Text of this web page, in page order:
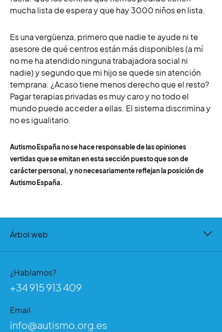
mucha lista de espera y que hay 3000 niños en lista.
Es una vergüenza, primero que nadie te ayude ni te
asesore de qué centros están más disponibles (a mí
no me ha atendido ninguna trabajadora social ni
nadie) y segundo que mi hijo se quede sin atención
temprana. ¿Acaso tiene menos derecho que el resto?
Pagar terapias privadas es muy caro y no todo el
mundo puede acceder a ellas. El sistema discrimina y
no es igualitario.
Autismo España no se hace responsable de las opiniones
vertidas que se emitan en esta sección puesto que son de
carácter personal, y no necesariamente reflejan la posición de
Autismo España.
Árbol web
¿Hablamos?
+34 915 913 409
Email
info@autismo.org.es